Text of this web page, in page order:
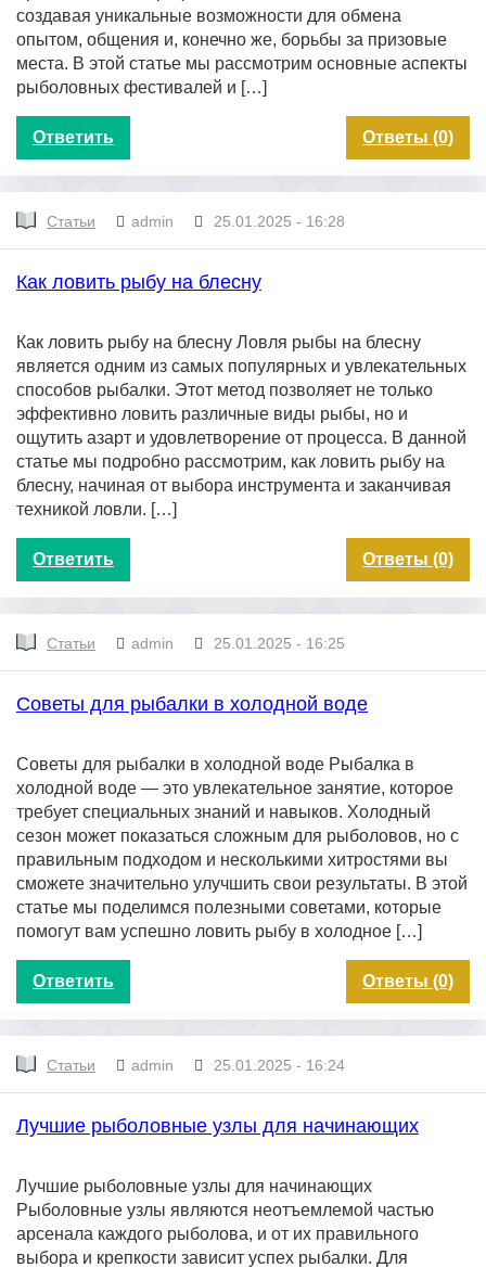
создавая уникальные возможности для обмена
опытом, общения и, конечно же, борьбы за призовые
места. В этой статье мы рассмотрим основные аспекты
рыболовных фестивалей и […]
Ответить Ответы (0)
Статьи admin 25.01.2025 - 16:28
Как ловить рыбу на блесну
Как ловить рыбу на блесну Ловля рыбы на блесну
является одним из самых популярных и увлекательных
способов рыбалки. Этот метод позволяет не только
эффективно ловить различные виды рыбы, но и
ощутить азарт и удовлетворение от процесса. В данной
статье мы подробно рассмотрим, как ловить рыбу на
блесну, начиная от выбора инструмента и заканчивая
техникой ловли. […]
Ответить Ответы (0)
Статьи admin 25.01.2025 - 16:25
Советы для рыбалки в холодной воде
Советы для рыбалки в холодной воде Рыбалка в
холодной воде — это увлекательное занятие, которое
требует специальных знаний и навыков. Холодный
сезон может показаться сложным для рыболовов, но с
правильным подходом и несколькими хитростями вы
сможете значительно улучшить свои результаты. В этой
статье мы поделимся полезными советами, которые
помогут вам успешно ловить рыбу в холодное […]
Ответить Ответы (0)
Статьи admin 25.01.2025 - 16:24
Лучшие рыболовные узлы для начинающих
Лучшие рыболовные узлы для начинающих
Рыболовные узлы являются неотъемлемой частью
арсенала каждого рыболова, и от их правильного
выбора и крепкости зависит успех рыбалки. Для